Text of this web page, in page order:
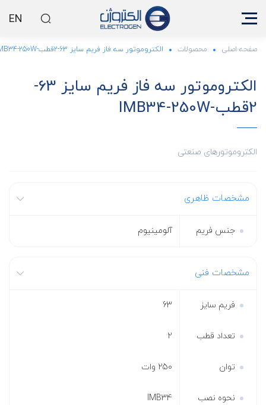
EN
صفحه اصلی محصولات الکتروموتور سه فاز فریم سایز 63-2قطب-IMB34-250W
الکتروموتور سه فاز فریم سایز 63-
2قطب-IMB34-250W
الکتروموتورهای صنعتی
مشخصات ظاهری
جنس فریم آلومینیوم
مشخصات فنی
فریم سایز 63
تعداد قطب 2
توان 250 وات
نحوه نصب IMB34